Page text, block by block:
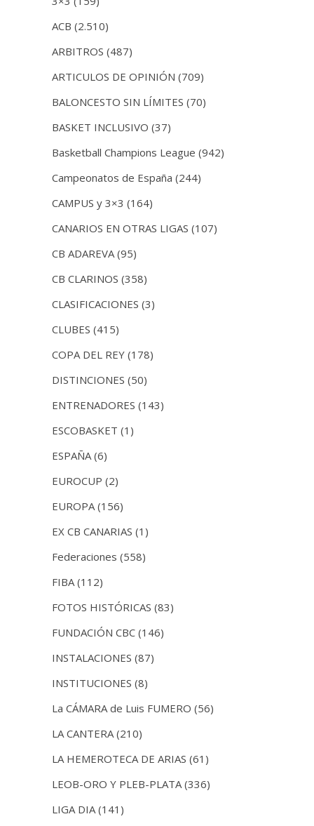
ACB (2.510)
ARBITROS (487)
ARTICULOS DE OPINIÓN (709)
BALONCESTO SIN LÍMITES (70)
BASKET INCLUSIVO (37)
Basketball Champions League (942)
Campeonatos de España (244)
CAMPUS y 3×3 (164)
CANARIOS EN OTRAS LIGAS (107)
CB ADAREVA (95)
CB CLARINOS (358)
CLASIFICACIONES (3)
CLUBES (415)
COPA DEL REY (178)
DISTINCIONES (50)
ENTRENADORES (143)
ESCOBASKET (1)
ESPAÑA (6)
EUROCUP (2)
EUROPA (156)
EX CB CANARIAS (1)
Federaciones (558)
FIBA (112)
FOTOS HISTÓRICAS (83)
FUNDACIÓN CBC (146)
INSTALACIONES (87)
INSTITUCIONES (8)
La CÁMARA de Luis FUMERO (56)
LA CANTERA (210)
LA HEMEROTECA DE ARIAS (61)
LEOB-ORO Y PLEB-PLATA (336)
LIGA DIA (141)